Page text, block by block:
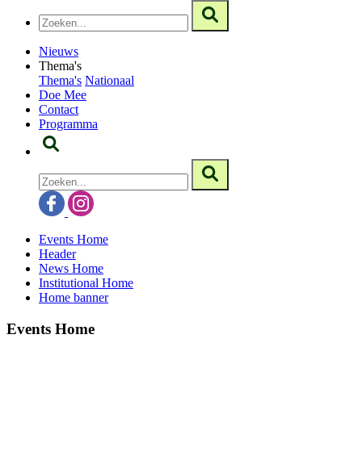
Nieuws
Thema's
Thema's Nationaal
Doe Mee
Contact
Programma
Events Home
Header
News Home
Institutional Home
Home banner
Events Home